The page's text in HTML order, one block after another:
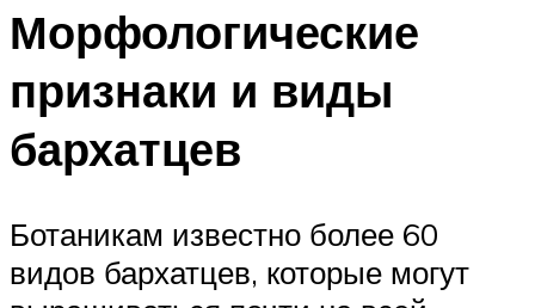
Морфологические
признаки и виды
бархатцев
Ботаникам известно более 60
видов бархатцев, которые могут